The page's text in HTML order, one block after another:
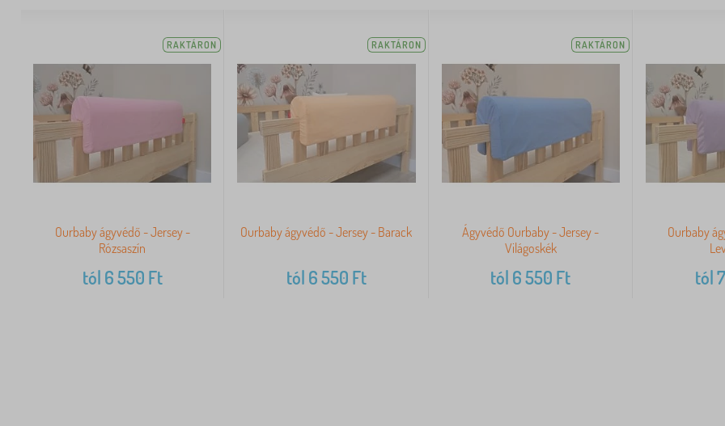
RAKTÁRON
Ourbaby ágyvédő - Jersey -
Rózsaszín
tól 6 550 Ft
RAKTÁRON
Ourbaby ágyvédő - Jersey - Barack
tól 6 550 Ft
RAKTÁRON
Ágyvédő Ourbaby - Jersey -
Világoskék
tól 6 550 Ft
Ourbaby
tól